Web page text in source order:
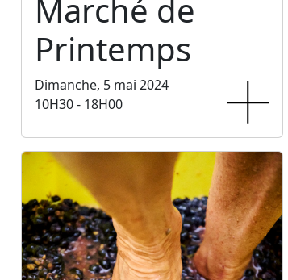
Marché de
Printemps
Dimanche, 5 mai 2024
10H30 - 18H00